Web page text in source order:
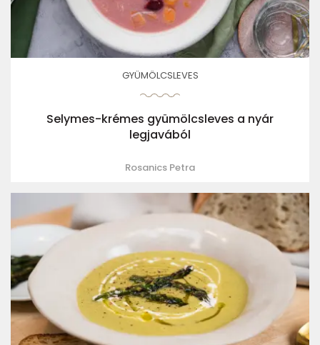
GYÜMÖLCSLEVES
Selymes-krémes gyümölcsleves a nyár
legjavából
Rosanics Petra